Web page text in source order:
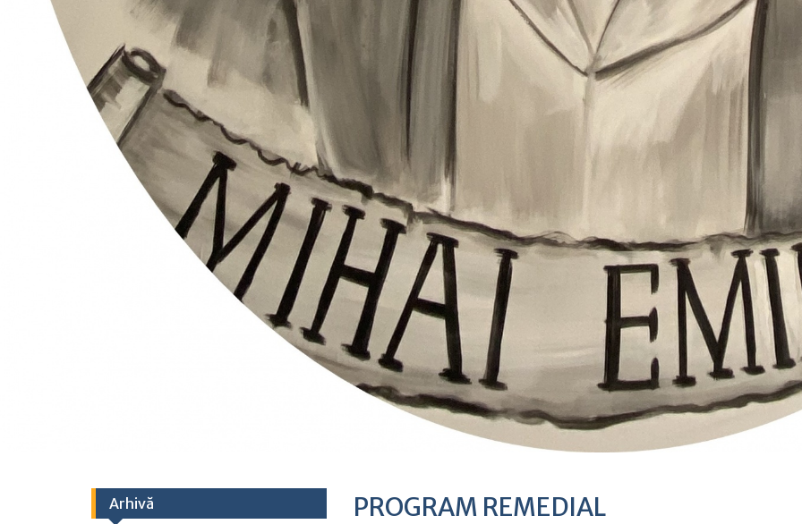
PROGRAM REMEDIAL
Arhivă